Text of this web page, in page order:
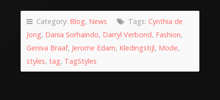
Category: Blog, News Tags: Cynthia de
Jong, Dania Sorhaindo, Darryl Verbond, Fashion,
Geniva Braaf, Jerome Edam, Kledingstijl, Mode,
styles, tag, TagStyles